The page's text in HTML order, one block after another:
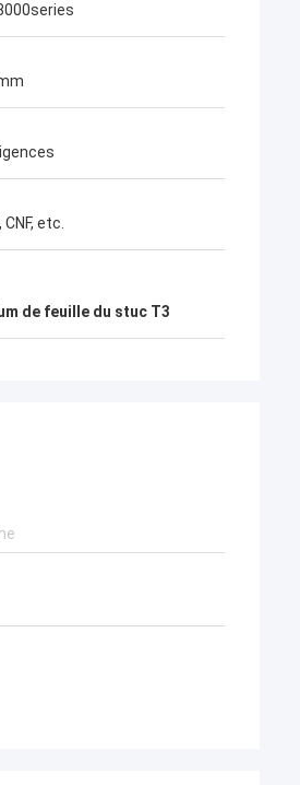
CNF, etc.
de feuille du stuc T3